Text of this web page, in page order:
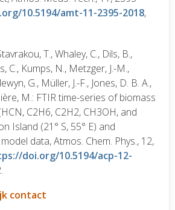
10.5194/amt-11-2395-2018,
T., Whaley, C., Dils, B.,
C., Kumps, N., Metzger, J.-M.,
G., Müller, J.-F., Jones, D. B. A.,
M.: FTIR time-series of biomass
C2H6, C2H2, CH3OH, and
Island (21° S, 55° E) and
data, Atmos. Chem. Phys., 12,
doi.org/10.5194/acp-12-
contact